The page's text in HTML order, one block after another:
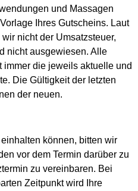
und Massagen
Ihres Gutscheins. Laut
nicht der Umsatzsteuer,
nicht ausgewiesen. Alle
die jeweils aktuelle und
Die Gültigkeit der letzten
der neuen.
können, bitten wir
vor dem Termin darüber zu
zu vereinbaren. Bei
Zeitpunkt wird Ihre